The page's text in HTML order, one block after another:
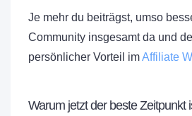
Je mehr du beiträgst, umso
Community insgesamt da und
persönlicher Vorteil imAffiliate
Warum jetzt der beste Zeitpunkt